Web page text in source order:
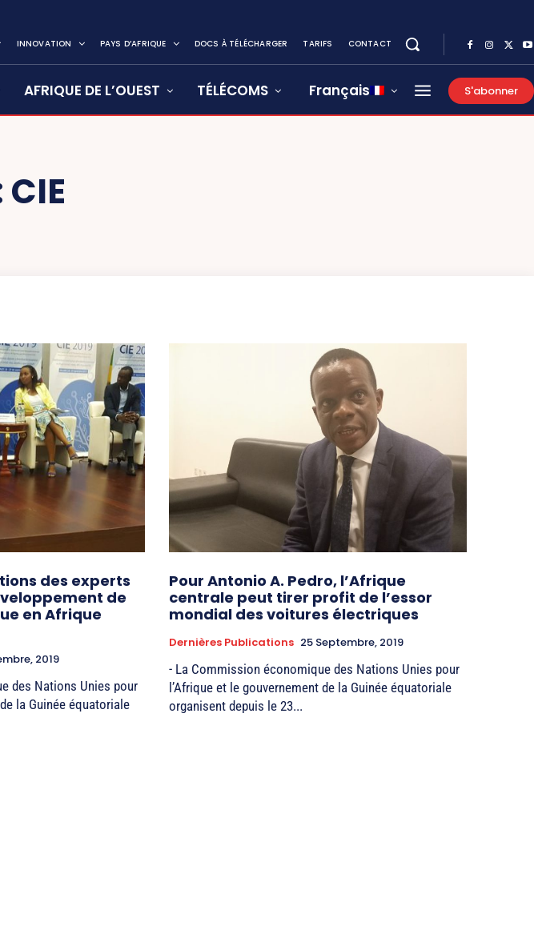
INNOVATION PAYS D’AFRIQUE DOCS À TÉLÉCHARGER TARIFS CONTACT
AFRIQUE DE L’OUEST TÉLÉCOMS Français S'abonner
CIE
des experts
de
en Afrique
2019
des Nations Unies pour
la Guinée équatoriale
Pour Antonio A. Pedro, l’Afrique
centrale peut tirer profit de l’essor
mondial des voitures électriques
Dernières Publications 25 Septembre, 2019
- La Commission économique des Nations Unies pour
l’Afrique et le gouvernement de la Guinée équatoriale
organisent depuis le 23...